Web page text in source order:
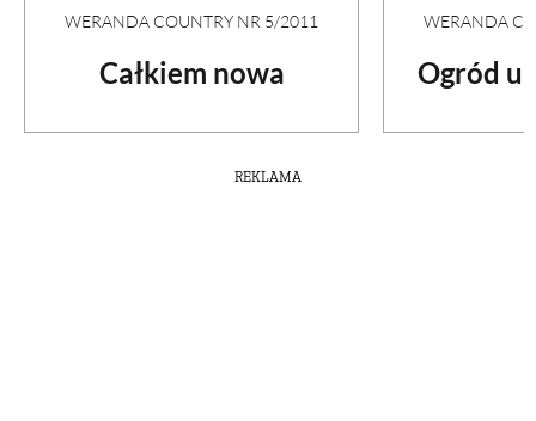
WERANDA COUNTRY NR 5/2011
Całkiem nowa
WERANDA
Ogród u
REKLAMA